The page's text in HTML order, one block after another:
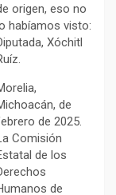
origen, eso no
habíamos visto:
Xóchitl
de
de 2025.
Comisión
de los
de